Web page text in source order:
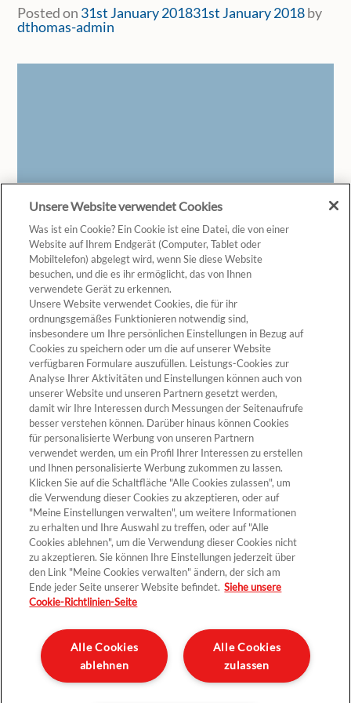
Posted on 31st January 201831st January 2018by
dthomas-admin
Cookie-Einstellungen
Kontakt >
Datenschutz
Impressum und rechtliche Hinweise
Sitemap
Unsere Website verwendet Cookies
Was ist ein Cookie? Ein Cookie ist eine Datei, die von einer
Website auf Ihrem Endgerät (Computer, Tablet oder
Mobiltelefon) abgelegt wird, wenn Sie diese Website
besuchen, und die es ihr ermöglicht, das von Ihnen
verwendete Gerät zu erkennen.
Unsere Website verwendet Cookies, die für ihr
ordnungsgemäßes Funktionieren notwendig sind,
insbesondere um Ihre persönlichen Einstellungen in Bezug auf
Cookies zu speichern oder um die auf unserer Website
verfügbaren Formulare auszufüllen. Leistungs-Cookies zur
Analyse Ihrer Aktivitäten und Einstellungen können auch von
unserer Website und unseren Partnern gesetzt werden,
damit wir Ihre Interessen durch Messungen der Seitenaufrufe
besser verstehen können. Darüber hinaus können Cookies
für personalisierte Werbung von unseren Partnern
verwendet werden, um ein Profil Ihrer Interessen zu erstellen
und Ihnen personalisierte Werbung zukommen zu lassen.
Klicken Sie auf die Schaltfläche "Alle Cookies zulassen", um
die Verwendung dieser Cookies zu akzeptieren, oder auf
"Meine Einstellungen verwalten", um weitere Informationen
zu erhalten und Ihre Auswahl zu treffen, oder auf "Alle
Cookies ablehnen", um die Verwendung dieser Cookies nicht
zu akzeptieren. Sie können Ihre Einstellungen jederzeit über
den Link "Meine Cookies verwalten" ändern, der sich am
Ende jeder Seite unserer Website befindet. Siehe unsere
Cookie-Richtlinien-Seite
Alle Cookies
zulassen
Alle Cookies
ablehnen